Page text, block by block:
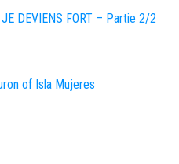
DEVIENS FORT – Partie 2/2
of Isla Mujeres